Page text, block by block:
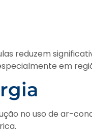
reduzem
em
no uso de ar-